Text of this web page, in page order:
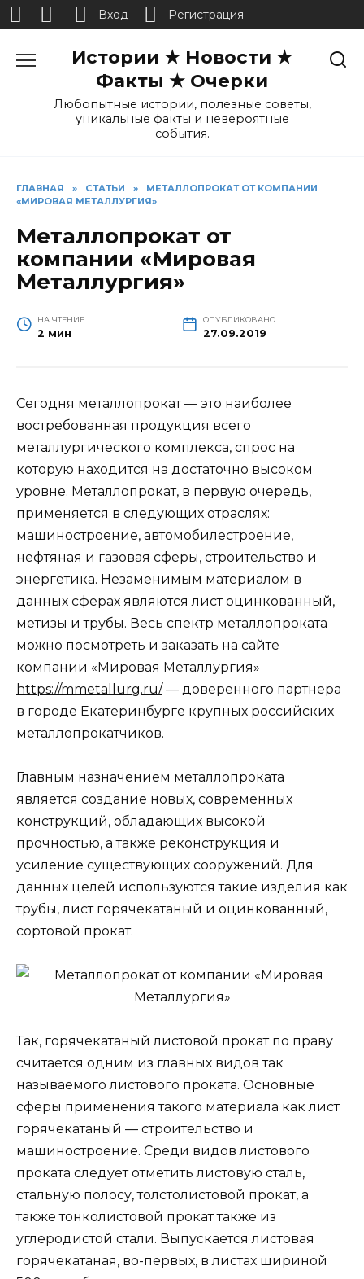
Истории ★ Новости ★
Факты ★ Очерки
Любопытные истории, полезные советы,
уникальные факты и невероятные
события.
ГЛАВНАЯ » СТАТЬИ »
МЕТАЛЛОПРОКАТ ОТ КОМПАНИИ
«МИРОВАЯ МЕТАЛЛУРГИЯ»
Металлопрокат от
компании «Мировая
Металлургия»
НА ЧТЕНИЕ
2 мин
ОПУБЛИКОВАНО
27.09.2019
Сегодня металлопрокат — это наиболее
востребованная продукция всего
металлургического комплекса, спрос на
которую находится на достаточно высоком
уровне. Металлопрокат, в первую очередь,
применяется в следующих отраслях:
машиностроение, автомобилестроение,
нефтяная и газовая сферы, строительство и
энергетика. Незаменимым материалом в
данных сферах являются лист оцинкованный,
метизы и трубы. Весь спектр металлопроката
можно посмотреть и заказать на сайте
компании «Мировая Металлургия»
https://mmetallurg.ru/— доверенного партнера
в городе Екатеринбурге крупных российских
металлопрокатчиков.
Главным назначением металлопроката
является создание новых, современных
конструкций, обладающих высокой
прочностью, а также реконструкция и
усиление существующих сооружений. Для
данных целей используются такие изделия как
трубы, лист горячекатаный и оцинкованный,
сортовой прокат.
Так, горячекатаный листовой прокат по праву
считается одним из главных видов так
называемого листового проката. Основные
сферы применения такого материала как лист
горячекатаный — строительство и
машиностроение. Среди видов листового
проката следует отметить листовую сталь,
стальную полосу, толстолистовой прокат, а
также тонколистовой прокат также из
углеродистой стали. Выпускается листовая
горячекатаная, во-первых, в листах шириной
Вход Регистрация